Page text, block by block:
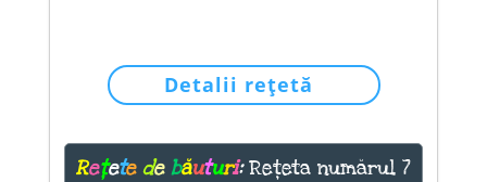
Detalii rețetă
Rețete de băuturi:Rețeta numărul 7